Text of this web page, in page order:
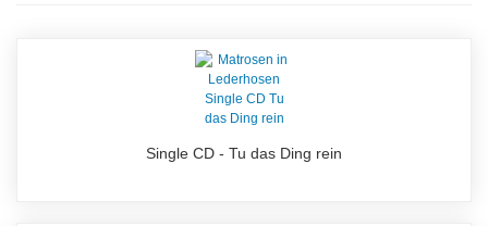
Single CD - Tu das Ding rein